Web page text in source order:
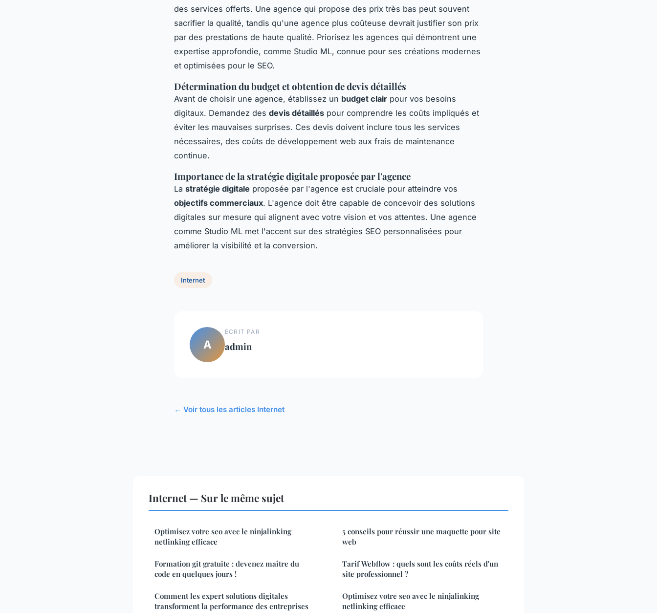
des services offerts. Une agence qui propose des prix très bas peut souvent
sacrifier la qualité, tandis qu'une agence plus coûteuse devrait justifier son prix
par des prestations de haute qualité. Priorisez les agences qui démontrent une
expertise approfondie, comme Studio ML, connue pour ses créations modernes
et optimisées pour le SEO.
Détermination du budget et obtention de devis détaillés
Avant de choisir une agence, établissez un budget clair pour vos besoins
digitaux. Demandez des devis détaillés pour comprendre les coûts impliqués et
éviter les mauvaises surprises. Ces devis doivent inclure tous les services
nécessaires, des coûts de développement web aux frais de maintenance
continue.
Importance de la stratégie digitale proposée par l'agence
La stratégie digitale proposée par l'agence est cruciale pour atteindre vos
objectifs commerciaux. L'agence doit être capable de concevoir des solutions
digitales sur mesure qui alignent avec votre vision et vos attentes. Une agence
comme Studio ML met l'accent sur des stratégies SEO personnalisées pour
améliorer la visibilité et la conversion.
Internet
A
ECRIT PAR
admin
← Voir tous les articles Internet
Internet — Sur le même sujet
Optimisez votre seo avec le ninjalinking
netlinking efficace
Formation git gratuite : devenez maître du
code en quelques jours !
Comment les expert solutions digitales
transforment la performance des entreprises
5 conseils pour réussir une maquette pour site
web
Tarif Webflow : quels sont les coûts réels d'un
site professionnel ?
Optimisez votre seo avec le ninjalinking
netlinking efficace